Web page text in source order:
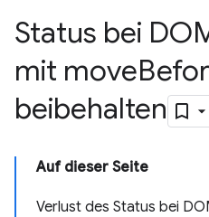
Status bei
mit move
beibehalten
Auf dieser Seite
Verlust des Status bei